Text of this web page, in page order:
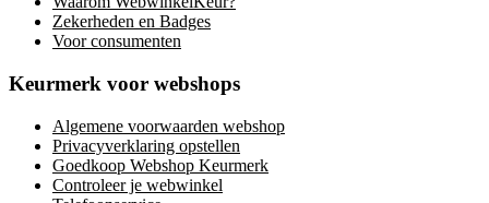
Zekerheden en Badges
Voor consumenten
Keurmerk voor webshops
Algemene voorwaarden webshop
Privacyverklaring opstellen
Goedkoop Webshop Keurmerk
Controleer je webwinkel